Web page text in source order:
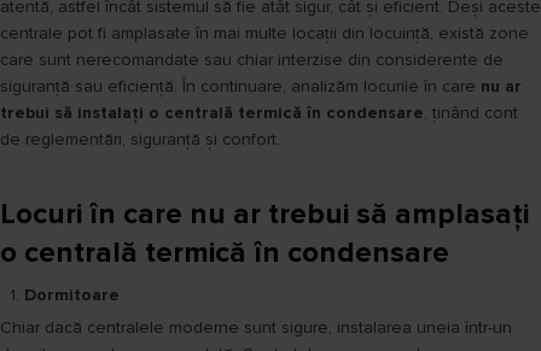
atentă, astfel încât sistemul să fie atât sigur, cât și eficient. Deși aceste
centrale pot fi amplasate în mai multe locații din locuință, există zone
care sunt nerecomandate sau chiar interzise din considerente de
siguranță sau eficiență. În continuare, analizăm locurile în care nu ar
trebui să instalați o centrală termică în condensare, ținând cont
de reglementări, siguranță și confort.
Locuri în care nu ar trebui să amplasați
o centrală termică în condensare
Dormitoare
Chiar dacă centralele moderne sunt sigure, instalarea uneia într-un